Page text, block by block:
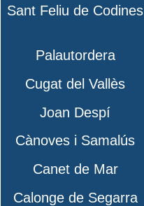
Sant Feliu de Codines
Palautordera
Cugat del Vallès
Joan Despí
Cànoves i Samalús
Canet de Mar
Calonge de Segarra